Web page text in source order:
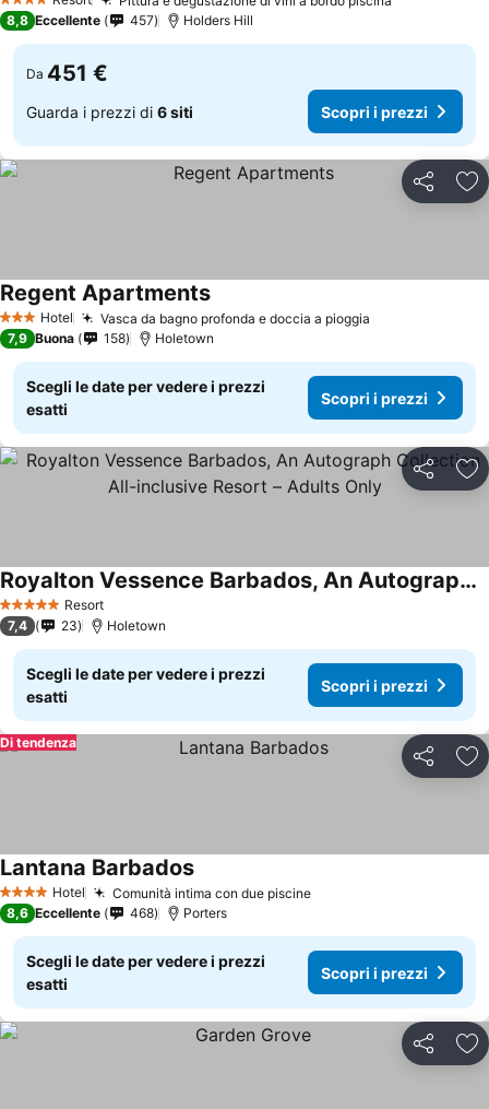
4 Stelle
8,8 Eccellente 457 Holders Hill
Da 451 €
Guarda i prezzi di 6 siti Scopri i prezzi
Condividi
3 StelleHotel Vasca da bagno profonda e doccia a pioggia
Regent ApartmentsScopri i prezzi
7,9 Buona 158 Holetown
Scegli le date per vedere i prezzi
esatti
Scopri i prezzi
Condividi
5 Stelle Resort
Royalton Vessence Barbados, An Autograph Collection All-inclusive Resort – Adults Only
Scopri i prezzi
7,4 23 Holetown
Scegli le date per vedere i prezzi
esatti
Scopri i prezzi
Condividi
Di tendenza
4 Stelle Hotel Comunità intima con due piscineScopri i prezzi
Lantana BarbadosScopri i prezzi
8,6 Eccellente 468 Porters
Scegli le date per vedere i prezzi
esatti
Scopri i prezzi
Condividi